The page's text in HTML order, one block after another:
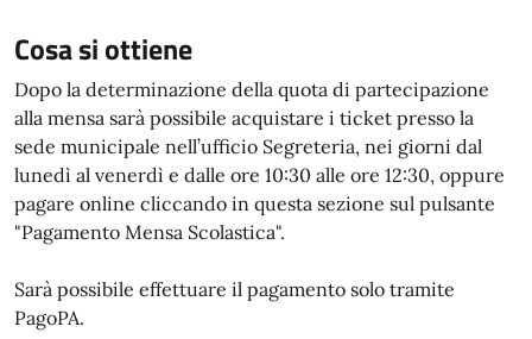
Cosa si ottiene
Dopo la determinazione della quota di partecipazione
alla mensa sarà possibile acquistare i ticket presso la
sede municipale nell’ufficio Segreteria, nei giorni dal
lunedì al venerdì e dalle ore 10:30 alle ore 12:30, oppure
pagare online cliccando in questa sezione sul pulsante
"Pagamento Mensa Scolastica".
Sarà possibile effettuare il pagamento solo tramite
PagoPA.